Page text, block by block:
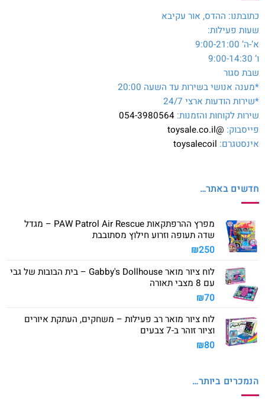
כתובתנו: ההדס, אור עקיבא
שעות פעילות:
א’-ה’ 9:00-21:00
ו’ 9:00-14:30
שבת סגור
*מענה אנושי בשירות עד השעה 20:00
*שירות הודעות ארצי 24/7
שירות לקוחות והזמנות: 054-3980564
פייסבוק: @toysale.co.il
אינסטגרם: toysalecoil
חדשים באתר…
מפרץ ההרפתקאות PAW Patrol Air Rescue – מגדל
שדה תעופה וזרוע חילוץ מסתובבת
₪250
לוח ציור מואר Gabby's Dollhouse – בית הבובות של גבי
עם 8 מצבי תאורה
₪70
לוח ציור מואר רב פעילות – משחקים, העתקת איורים
וציור זוהר ב-7 צבעים
₪80
הנמכרים ביותר…